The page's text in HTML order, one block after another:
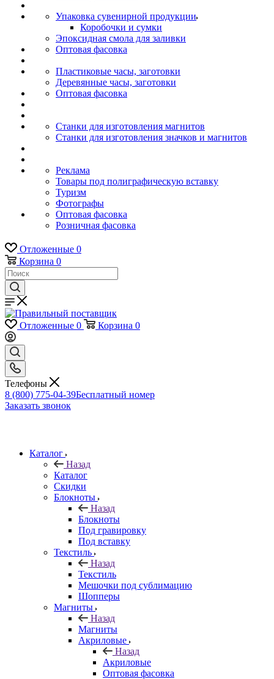
Упаковка сувенирной продукции
Коробочки и сумки
Эпоксидная смола для заливки
Оптовая фасовка
Пластиковые часы, заготовки
Деревянные часы, заготовки
Оптовая фасовка
Станки для изготовления магнитов
Станки для изготовления значков и магнитов
Реклама
Товары под полиграфическую вставку
Туризм
Фотографы
Оптовая фасовка
Розничная фасовка
Отложенные 0
Корзина 0
Отложенные 0 Корзина 0
Телефоны
8 (800) 775-04-39Бесплатный номер
Заказать звонок
Каталог
Назад
Каталог
Скидки
Блокноты
Назад
Блокноты
Под гравировку
Под вставку
Текстиль
Назад
Текстиль
Мешочки под сублимацию
Шопперы
Магниты
Назад
Магниты
Акриловые
Назад
Акриловые
Оптовая фасовка